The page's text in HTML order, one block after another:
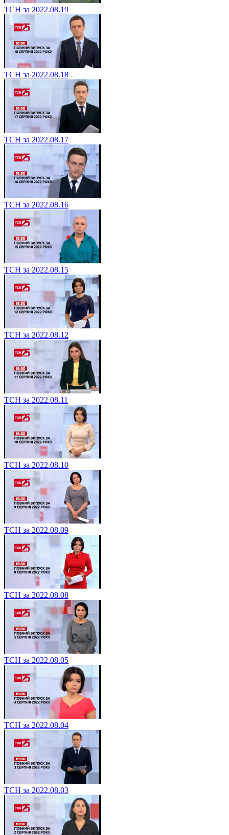
ТСН за 2022.08.19
ТСН за 2022.08.18
ТСН за 2022.08.17
ТСН за 2022.08.16
ТСН за 2022.08.15
ТСН за 2022.08.12
ТСН за 2022.08.11
ТСН за 2022.08.10
ТСН за 2022.08.09
ТСН за 2022.08.08
ТСН за 2022.08.05
ТСН за 2022.08.04
ТСН за 2022.08.03